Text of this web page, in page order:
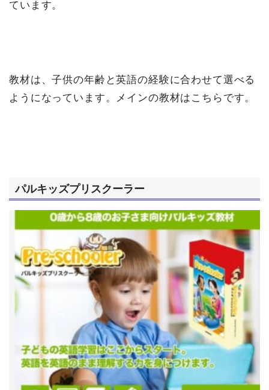
ています。
教材は、子供の年齢と英語の経験に合わせて選べる
ようになっています。メインの教材はこちらです。
パルキッズプリスクーラー